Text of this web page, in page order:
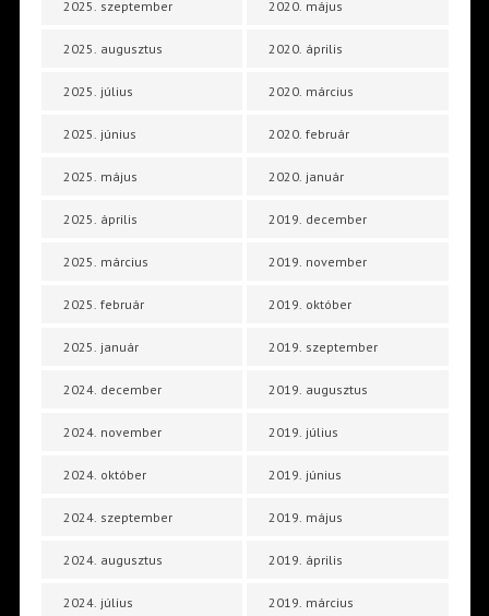
2025. szeptember
2025. augusztus
2025. július
2025. június
2025. május
2025. április
2025. március
2025. február
2025. január
2024. december
2024. november
2024. október
2024. szeptember
2024. augusztus
2024. július
2020. május
2020. április
2020. március
2020. február
2020. január
2019. december
2019. november
2019. október
2019. szeptember
2019. augusztus
2019. július
2019. június
2019. május
2019. április
2019. március